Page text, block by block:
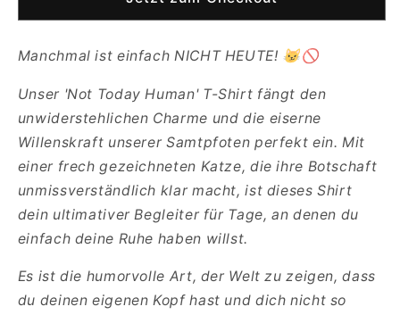
T-
–
klares
Statement
mit
Katzen-
Power
T-
–
klares
Statement
mit
Katzen-
Power
Manchmal ist einfach NICHT HEUTE! 😼🚫
Unser 'Not Today Human' T-Shirt fängt den
unwiderstehlichen Charme und die eiserne
Willenskraft unserer Samtpfoten perfekt ein. Mit
einer frech gezeichneten Katze, die ihre Botschaft
unmissverständlich klar macht, ist dieses Shirt
dein ultimativer Begleiter für Tage, an denen du
einfach deine Ruhe haben willst.
Es ist die humorvolle Art, der Welt zu zeigen, dass
du deinen eigenen Kopf hast und dich nicht so